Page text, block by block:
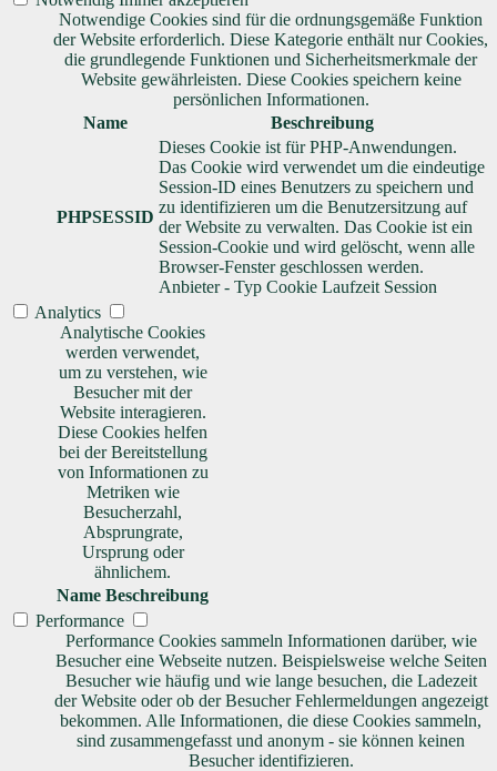
Notwendige Cookies sind für die ordnungsgemäße Funktion
der Website erforderlich. Diese Kategorie enthält nur Cookies,
die grundlegende Funktionen und Sicherheitsmerkmale der
Website gewährleisten. Diese Cookies speichern keine
persönlichen Informationen.
Name
Beschreibung
PHPSESSID
Dieses Cookie ist für PHP-Anwendungen.
Das Cookie wird verwendet um die eindeutige
Session-ID eines Benutzers zu speichern und
zu identifizieren um die Benutzersitzung auf
der Website zu verwalten. Das Cookie ist ein
Session-Cookie und wird gelöscht, wenn alle
Browser-Fenster geschlossen werden.
Anbieter - Typ Cookie Laufzeit Session
Analytics
Analytische Cookies
werden verwendet,
um zu verstehen, wie
Besucher mit der
Website interagieren.
Diese Cookies helfen
bei der Bereitstellung
von Informationen zu
Metriken wie
Besucherzahl,
Absprungrate,
Ursprung oder
ähnlichem.
Name Beschreibung
Performance
Performance Cookies sammeln Informationen darüber, wie
Besucher eine Webseite nutzen. Beispielsweise welche Seiten
Besucher wie häufig und wie lange besuchen, die Ladezeit
der Website oder ob der Besucher Fehlermeldungen angezeigt
bekommen. Alle Informationen, die diese Cookies sammeln,
sind zusammengefasst und anonym - sie können keinen
Besucher identifizieren.